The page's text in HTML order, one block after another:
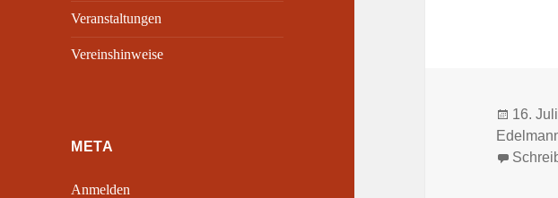
Veranstaltungen
Vereinshinweise
META
Anmelden
am
16.